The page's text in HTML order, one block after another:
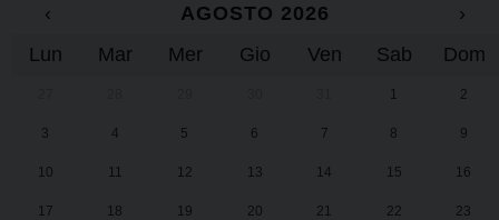
‹ AGOSTO 2026
›
Lun
Mar Mer Gio Ven Sab Dom
1 2
3 4 5 6 7 8 9
10 11 12 13 14 15 16
17 18 19 20 21 22 23